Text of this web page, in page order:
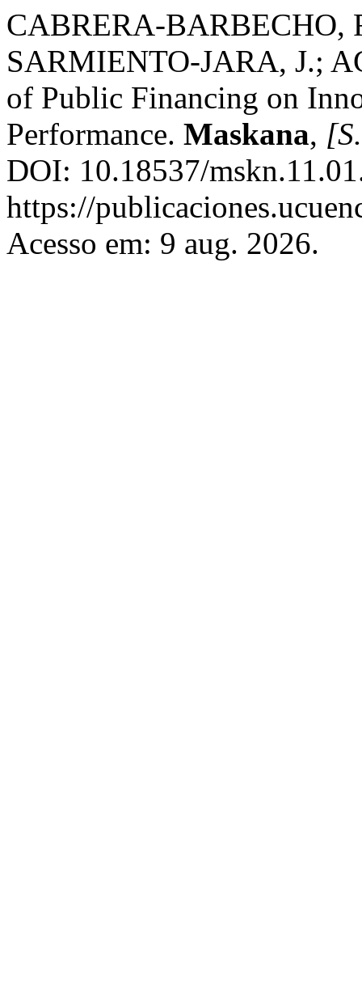
CABRERA-BARBECHO,
SARMIENTO-JARA, J.;
of Public Financing on
Performance. Maskana,
DOI: 10.18537/
https://
Acesso em: 9 aug. 2026.